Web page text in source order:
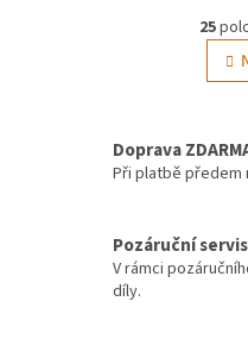
25
Doprava
Při platbě předem
Pozáruční servis
V rámci
díly.